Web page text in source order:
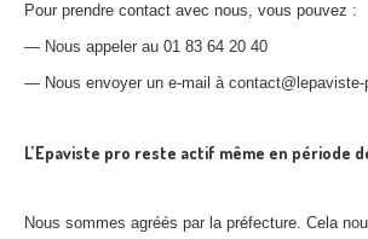
Pour prendre contact avec nous, vous pouvez :
— Nous appeler au 01 83 64 20 40
— Nous envoyer un e-mail à contact@lepaviste-
L’Epaviste pro reste actif même en période
Nous sommes agréés par la préfecture. Cela